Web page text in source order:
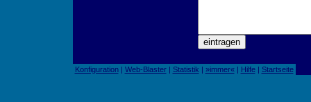
Konfiguration| Web-Blaster| Statistik | »immer«| Hilfe| Startseite